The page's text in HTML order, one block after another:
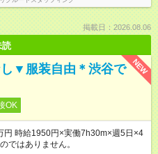
掲載日：2026.08.06
読
NEW
▼服装自由＊渋谷で
OK
時給1950円×実働7h30m×週5日×4
ではありません。